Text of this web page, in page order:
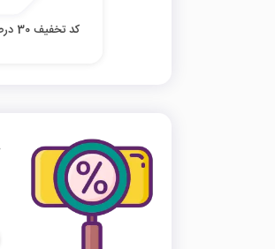
کد تخفیف 30 درصدی لوکس ایرانا